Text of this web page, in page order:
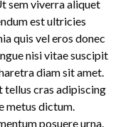
sem viverra aliquet
est ultricies
quis vel eros donec
nisi vitae suscipit
diam sit amet.
tellus cras adipiscing
metus dictum.
posuere urna.